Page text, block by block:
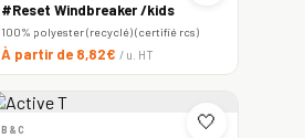
#Reset Windbreaker /kids
100% polyester (recyclé) (certifié rcs)
À partir de 8,82€ / u. HT
🤍
B&C